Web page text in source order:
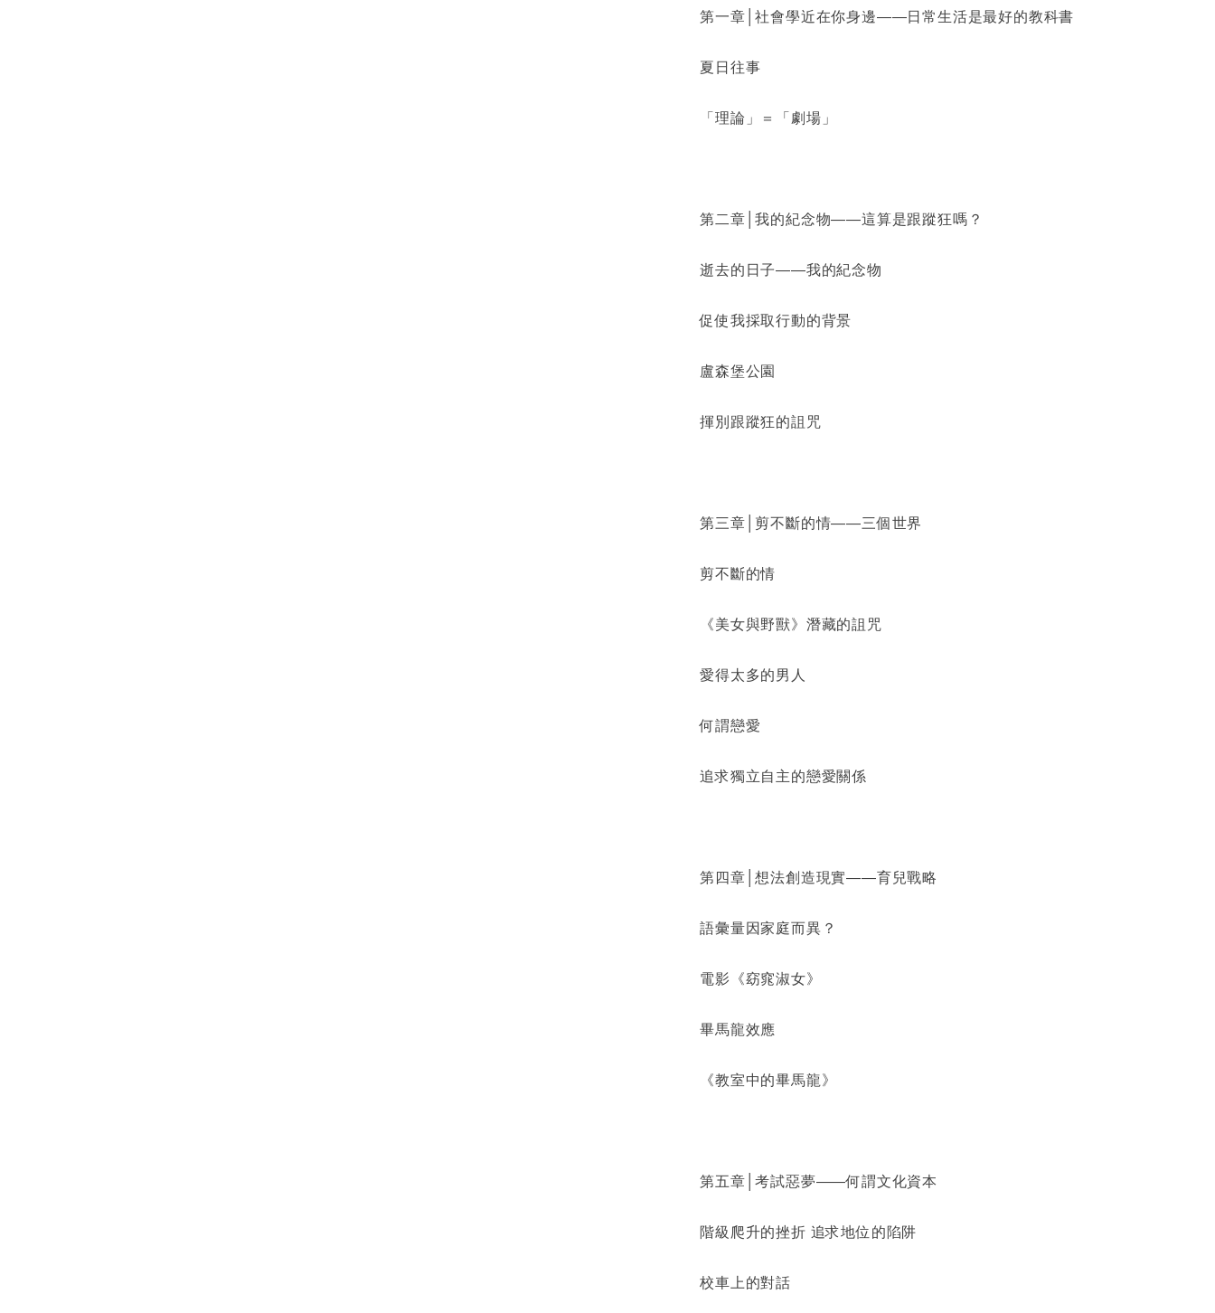
第一章│社會學近在你身邊――日常生活是最好的教科書
夏日往事
「理論」＝「劇場」
第二章│我的紀念物――這算是跟蹤狂嗎？
逝去的日子――我的紀念物
促使我採取行動的背景
盧森堡公園
揮別跟蹤狂的詛咒
第三章│剪不斷的情――三個世界
剪不斷的情
《美女與野獸》潛藏的詛咒
愛得太多的男人
何謂戀愛
追求獨立自主的戀愛關係
第四章│想法創造現實――育兒戰略
語彙量因家庭而異？
電影《窈窕淑女》
畢馬龍效應
《教室中的畢馬龍》
第五章│考試惡夢――何謂文化資本
階級爬升的挫折 追求地位的陷阱
校車上的對話